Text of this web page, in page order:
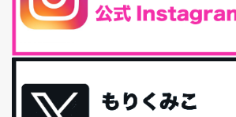
iHerb特大セール終了間近！みんな何買う？
最近お風呂上がりの炭酸水をシリカシリカにし
今回は、最近毎回定期的に購入している「楽
礼品トップ５を紹介します。今までいろ...